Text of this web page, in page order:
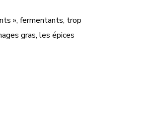
», fermentants, trop
gras, les épices